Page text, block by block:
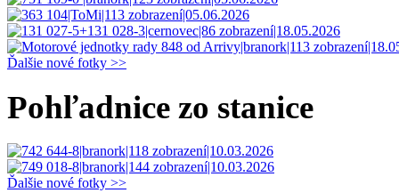
Ďalšie nové fotky >>
Pohľadnice zo stanice
Ďalšie nové fotky >>